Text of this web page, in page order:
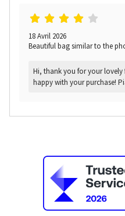
18 Avril 2026
Beautiful bag similar to the
Hi, thank you for your lovely
happy with your purchase!